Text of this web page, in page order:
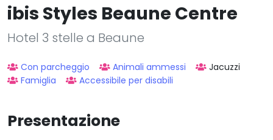
ibis Styles Beaune Centre
Hotel 3 stelle a Beaune
Con parcheggio Animali ammessi
Jacuzzi
Famiglia
Accessibile per disabili
Presentazione